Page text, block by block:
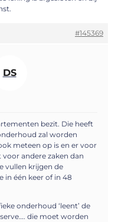
#145369
DS
bezit. Die heeft
zal worden
meteen op is en er voor
andere zaken dan
vullen krijgen de
in één keer of in 48
onderhoud ‘leent’ de
die moet worden